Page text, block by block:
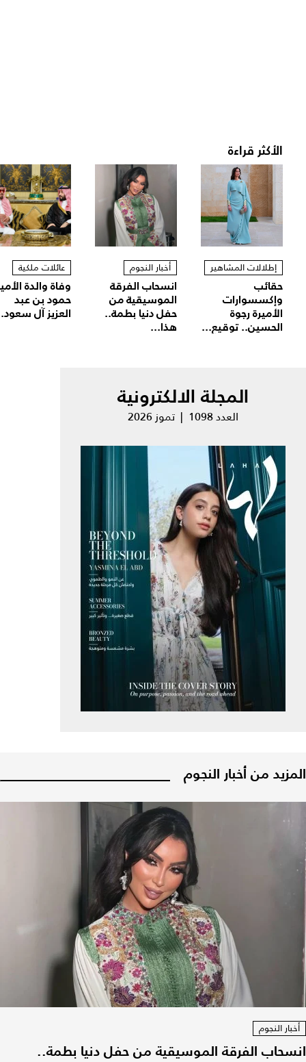
الأكثر قراءة
إطلالات المشاهير
حقائب
وإكسسوارات
الأميرة رجوة
الحسين.. توقيع...
أخبار النجوم
انسحاب الفرقة
الموسيقية من
حفل دنيا بطمة..
هذا...
عائلات ملكية
وفاة والدة
حمود بن عبد
العزيز آل
المجلة الالكترونية
العدد 1098 | تموز 2026
المزيد من أخبار النجوم
أخبار النجوم
انسحاب الفرقة الموسيقية من حفل دنيا بطمة..